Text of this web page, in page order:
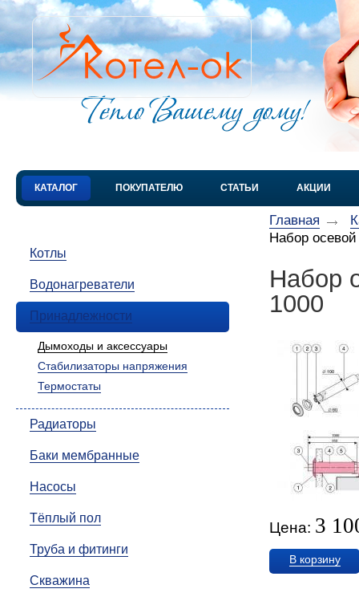
КАТАЛОГ ПОКУПАТЕЛЮ СТАТЬИ АКЦИИ
Котлы
Водонагреватели
Принадлежности
Дымоходы и аксессуары
Стабилизаторы напряжения
Термостаты
Радиаторы
Баки мембранные
Насосы
Тёплый пол
Труба и фитинги
Скважина
Главная
Набор
Набор
1000
Цена: 3
В корзину